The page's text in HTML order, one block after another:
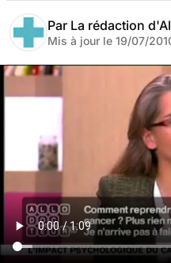
Par La rédaction
Mis à jour le 19/07/